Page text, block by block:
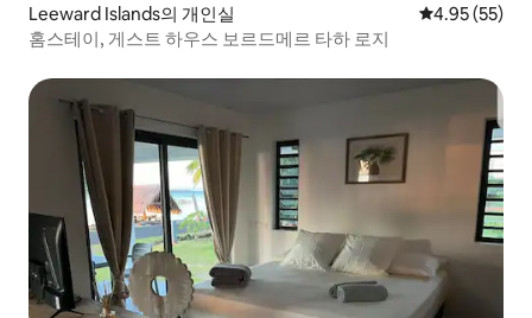
Leeward Islands의 개인실 평점 4.95점(5
4.95 (55)
홈스테이, 게스트 하우스 보르드메르 타하 로지